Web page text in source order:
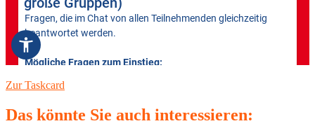
Zur Taskcard
Das könnte Sie auch interessieren: